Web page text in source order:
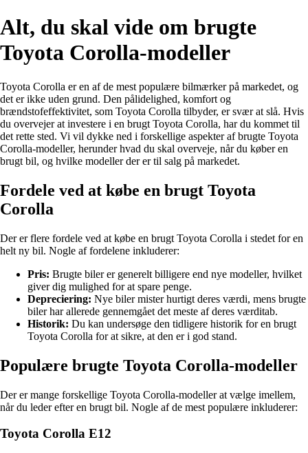
Alt, du skal vide om brugte
Toyota Corolla-modeller
Toyota Corolla er en af de mest populære bilmærker på markedet, og
det er ikke uden grund. Den pålidelighed, komfort og
brændstofeffektivitet, som Toyota Corolla tilbyder, er svær at slå. Hvis
du overvejer at investere i en brugt Toyota Corolla, har du kommet til
det rette sted. Vi vil dykke ned i forskellige aspekter af brugte Toyota
Corolla-modeller, herunder hvad du skal overveje, når du køber en
brugt bil, og hvilke modeller der er til salg på markedet.
Fordele ved at købe en brugt Toyota
Corolla
Der er flere fordele ved at købe en brugt Toyota Corolla i stedet for en
helt ny bil. Nogle af fordelene inkluderer:
Pris: Brugte biler er generelt billigere end nye modeller, hvilket
giver dig mulighed for at spare penge.
Depreciering: Nye biler mister hurtigt deres værdi, mens brugte
biler har allerede gennemgået det meste af deres værditab.
Historik: Du kan undersøge den tidligere historik for en brugt
Toyota Corolla for at sikre, at den er i god stand.
Populære brugte Toyota Corolla-modeller
Der er mange forskellige Toyota Corolla-modeller at vælge imellem,
når du leder efter en brugt bil. Nogle af de mest populære inkluderer:
Toyota Corolla E12